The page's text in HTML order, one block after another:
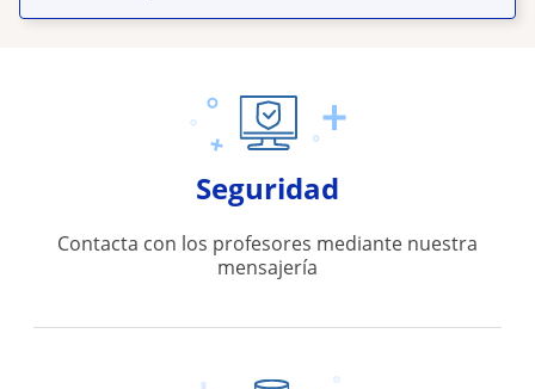
Seguridad
Contacta con los profesores mediante nuestra
mensajería